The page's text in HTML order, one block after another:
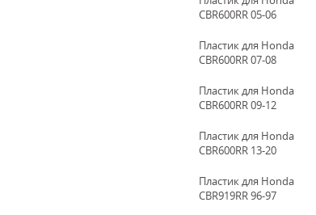
CBR600RR 05-06
Пластик для Honda
CBR600RR 07-08
Пластик для Honda
CBR600RR 09-12
Пластик для Honda
CBR600RR 13-20
Пластик для Honda
CBR919RR 96-97